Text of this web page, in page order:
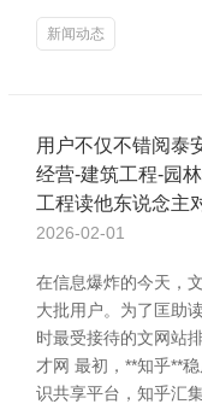
新闻动态
用户不仅不错阅泰
经营-建筑工程-园
工程读他东说念主
2026-02-01
在信息爆炸的今天，
大批用户。为了匡助
时最受接待的文网站
才网 最初，**知乎**
识共享平台，知乎汇